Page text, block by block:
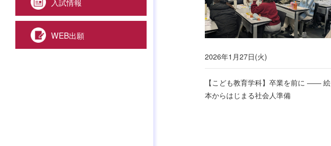
WEB出願
2026年1月27日(火)
【こども教育学科】卒業を前に ―― 絵
本からはじまる社会人準備